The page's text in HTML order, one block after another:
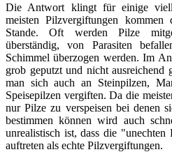
Die Antwort klingt für einige
meisten Pilzvergiftungen
Stande. Oft werden Pilze
überständig, von Parasiten
Schimmel überzogen werden. Im
grob geputzt und nicht ausreichend
man sich auch an Steinpilzen,
Speisepilzen vergiften. Da die
nur Pilze zu verspeisen bei denen
bestimmen können wird auch
unrealistisch ist, dass die
auftreten als echte Pilzvergiftungen.